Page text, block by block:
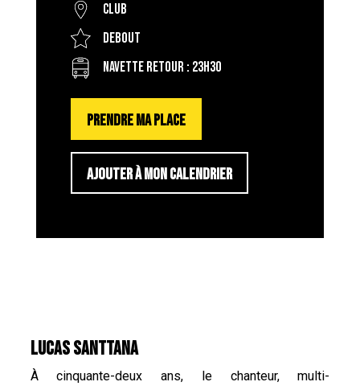
Club
Debout
Navette retour : 23H30
PRENDRE MA PLACE
AJOUTER À MON CALENDRIER
LUCAS SANTTANA
À cinquante-deux ans, le chanteur, multi-